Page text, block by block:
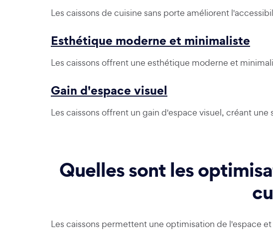
Les caissons de cuisine sans porte améliorent
Esthétique moderne et minimaliste
Les caissons offrent une esthétique moderne et
Gain d'espace visuel
Les caissons offrent un gain d'espace visuel, créant
Quelles sont les
Les caissons permettent une optimisation de l'espace